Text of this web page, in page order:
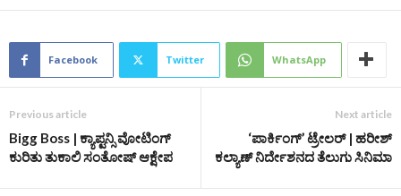
Facebook Twitter WhatsApp
Previous article
Bigg Boss | ಕ್ಯಾಪ್ಟನ್ಸಿ ವೋಟಿಂಗ್‌
ಕುರಿತು ತುಕಾಲಿ ಸಂತೋಷ್‌ ಆಕ್ಷೇಪ
Next article
‘ಪಾರ್ಕಿಂಗ್’ ಟ್ರೇಲರ್‌ | ಹರೀಶ್‌
ಕಲ್ಯಾಣ್‌ ನಿರ್ದೇಶನದ ತೆಲುಗು ಸಿನಿಮಾ